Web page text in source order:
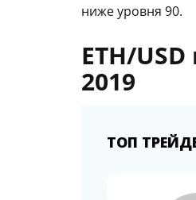
ниже уровня 90.
ETH/
2019
ТОП